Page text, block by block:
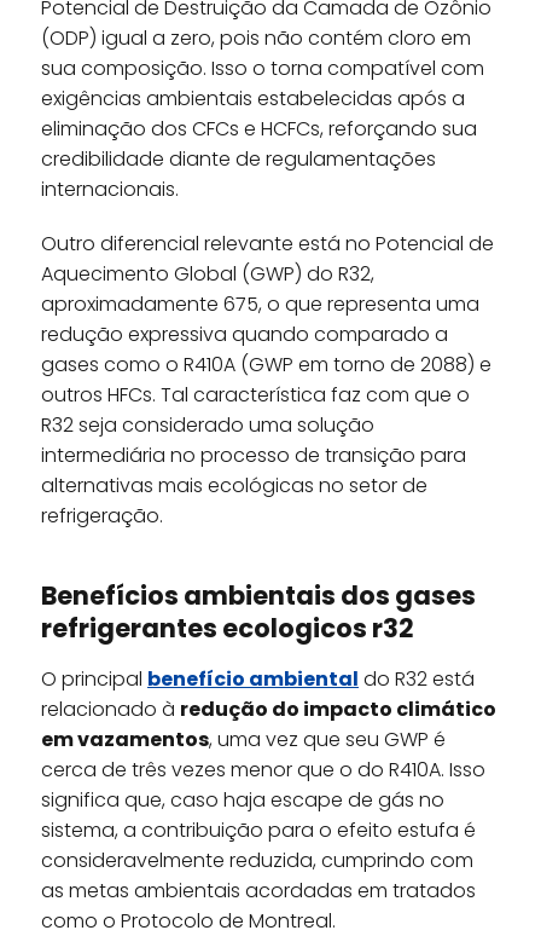
Potencial de Destruição da Camada de Ozônio
(ODP) igual a zero, pois não contém cloro em
sua composição. Isso o torna compatível com
exigências ambientais estabelecidas após a
eliminação dos CFCs e HCFCs, reforçando sua
credibilidade diante de regulamentações
internacionais.
Outro diferencial relevante está no Potencial de
Aquecimento Global (GWP) do R32,
aproximadamente 675, o que representa uma
redução expressiva quando comparado a
gases como o R410A (GWP em torno de 2088) e
outros HFCs. Tal característica faz com que o
R32 seja considerado uma solução
intermediária no processo de transição para
alternativas mais ecológicas no setor de
refrigeração.
Benefícios ambientais dos gases
refrigerantes ecologicos r32
O principal benefício ambiental do R32 está
relacionado à redução do impacto climático
em vazamentos, uma vez que seu GWP é
cerca de três vezes menor que o do R410A. Isso
significa que, caso haja escape de gás no
sistema, a contribuição para o efeito estufa é
consideravelmente reduzida, cumprindo com
as metas ambientais acordadas em tratados
como o Protocolo de Montreal.